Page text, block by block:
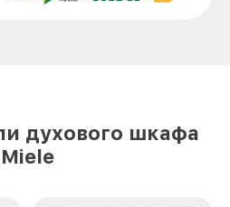
духового шкафа
Miele